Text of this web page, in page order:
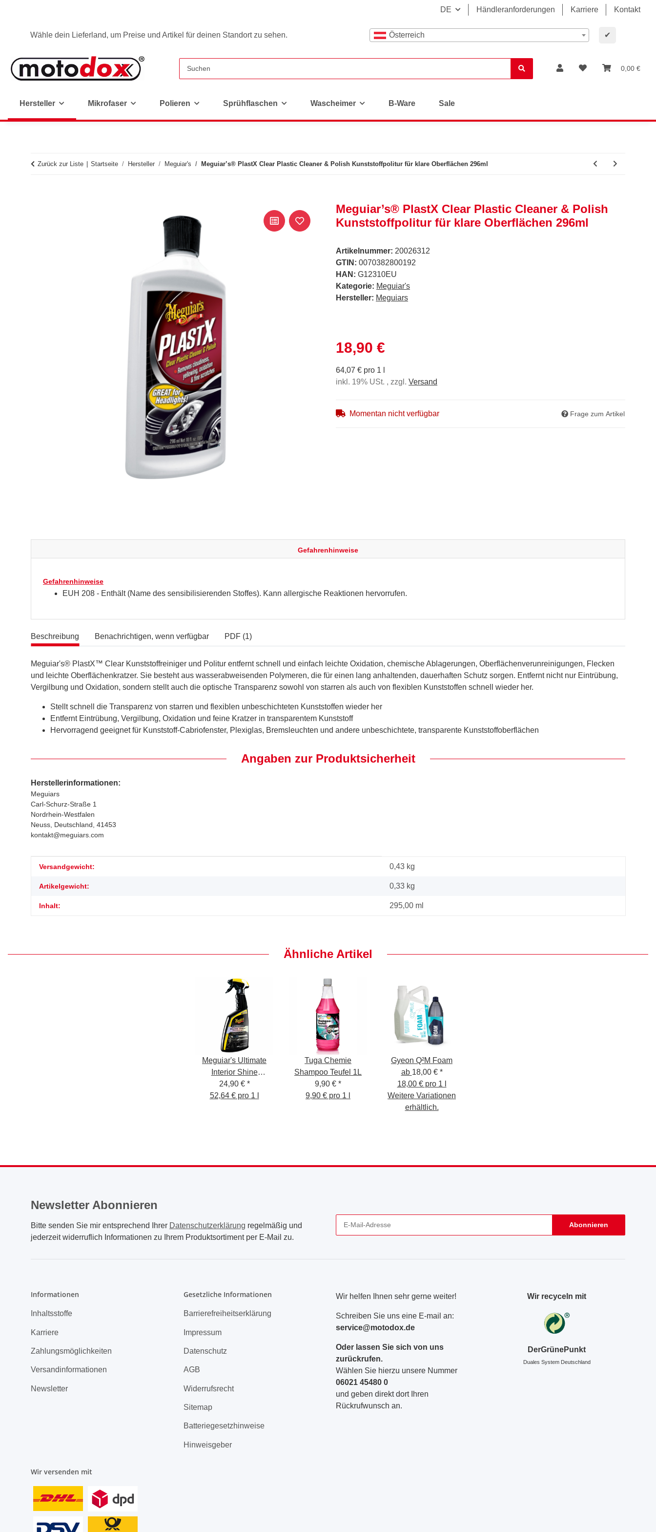
DE Händleranforderungen Karriere Kontakt
Wähle dein Lieferland, um Preise und Artikel für deinen Standort zu sehen. Österreich ✔
0,00 €
Hersteller Mikrofaser Polieren Sprühflaschen Wascheimer B-Ware Sale
Zurück zur Liste Startseite Hersteller Meguiar's Meguiar’s® PlastX Clear Plastic Cleaner & Polish Kunststoffpolitur für klare Oberflächen 296ml
Meguiar’s® PlastX Clear Plastic Cleaner & Polish
Kunststoffpolitur für klare Oberflächen 296ml
Artikelnummer: 20026312
GTIN: 0070382800192
HAN: G12310EU
Kategorie: Meguiar's
Hersteller: Meguiars
18,90 €
64,07 € pro 1 l
inkl. 19% USt. , zzgl. Versand
Momentan nicht verfügbar Frage zum Artikel
Gefahrenhinweise
Gefahrenhinweise
EUH 208 - Enthält (Name des sensibilisierenden Stoffes). Kann allergische Reaktionen hervorrufen.
Beschreibung Benachrichtigen, wenn verfügbar PDF (1)
Meguiar's® PlastX™ Clear Kunststoffreiniger und Politur entfernt schnell und einfach leichte Oxidation, chemische Ablagerungen, Oberflächenverunreinigungen, Flecken
und leichte Oberflächenkratzer. Sie besteht aus wasserabweisenden Polymeren, die für einen lang anhaltenden, dauerhaften Schutz sorgen. Entfernt nicht nur Eintrübung,
Vergilbung und Oxidation, sondern stellt auch die optische Transparenz sowohl von starren als auch von flexiblen Kunststoffen schnell wieder her.
Stellt schnell die Transparenz von starren und flexiblen unbeschichteten Kunststoffen wieder her
Entfernt Eintrübung, Vergilbung, Oxidation und feine Kratzer in transparentem Kunststoff
Hervorragend geeignet für Kunststoff-Cabriofenster, Plexiglas, Bremsleuchten und andere unbeschichtete, transparente Kunststoffoberflächen
Angaben zur Produktsicherheit
Herstellerinformationen:
Meguiars
Carl-Schurz-Straße 1
Nordrhein-Westfalen
Neuss, Deutschland, 41453
kontakt@meguiars.com
Produkteigenschaft
Wert
Versandgewicht: 0,43 kg
Artikelgewicht: 0,33 kg
Inhalt: 295,00 ml
Ähnliche Artikel
Meguiar's Ultimate
Interior Shine
Protectant 473 ml
24,90 € *
52,64 € pro 1 l
Tuga Chemie
Shampoo Teufel 1L
9,90 € *
9,90 € pro 1 l
Gyeon Q²M Foam
ab 18,00 € *
18,00 € pro 1 l
Weitere Variationen
erhältlich.
Newsletter Abonnieren
Bitte senden Sie mir entsprechend Ihrer Datenschutzerklärung regelmäßig und
jederzeit widerruflich Informationen zu Ihrem Produktsortiment per E-Mail zu.
Abonnieren
Informationen
Inhaltsstoffe
Karriere
Zahlungsmöglichkeiten
Versandinformationen
Newsletter
Gesetzliche Informationen
Barrierefreiheitserklärung
Impressum
Datenschutz
AGB
Widerrufsrecht
Sitemap
Batteriegesetzhinweise
Hinweisgeber
Wir helfen Ihnen sehr gerne weiter!
Schreiben Sie uns eine E-mail an:
service@motodox.de
Oder lassen Sie sich von uns
zurückrufen.
Wählen Sie hierzu unsere Nummer
06021 45480 0
und geben direkt dort Ihren
Rückrufwunsch an.
Wir recyceln mit
DerGrünePunkt
Duales System Deutschland
Wir versenden mit